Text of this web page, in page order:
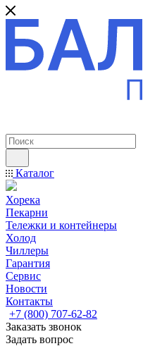
Каталог
Хорека
Пекарни
Тележки и контейнеры
Холод
Чиллеры
Гарантия
Сервис
Новости
Контакты
+7 (800) 707-62-82
Заказать звонок
Задать вопрос